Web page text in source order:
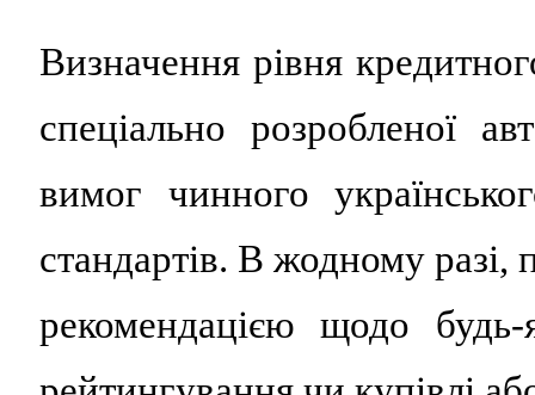
Визначення рівня
спеціально розробленої
вимог чинного
стандартів. В жодному
рекомендацією щодо